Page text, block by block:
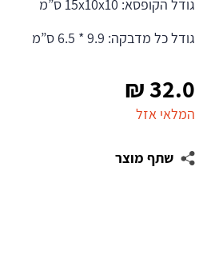
32.0
₪
המלאי אזל
שתף מוצר
גודל הקופסא: 15x10x10 ס”מ
גודל כל מדבקה: 9.9 * 6.5 ס”מ